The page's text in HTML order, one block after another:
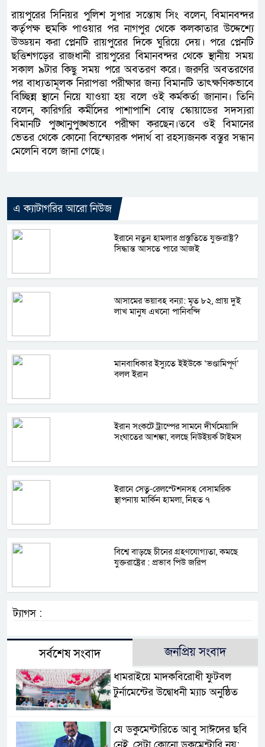
রায়পুরের সিনিয়র পুলিশ সুপার সন্তোষ সিং বলেন, বিমানবন্দর
কর্তৃপক্ষ হুমকি পাওয়ার পর নাগপুর থেকে কলকাতার উদ্দেশ্যে
উড্ডয়ন করা প্লেনটি রায়পুরের দিকে ঘুরিয়ে দেয়। পরে প্লেনটি
ছত্তিশগড়ের রাজধানী রায়পুরের বিমানবন্দর থেকে স্থানীয় সময়
সকাল ৯টার কিছু সময় পরে অবতরণ করে। জরুরি অবতরণের
পর বাধ্যতামূলক নিরাপত্তা পরীক্ষার জন্য বিমানটি তাৎক্ষণিকভাবে
বিচ্ছিন্ন স্থানে নিয়ে যাওয়া হয় বলে ওই কর্মকর্তা জানান। তিনি
বলেন, কারিগরি কর্মীদের পাশাপাশি বোম্ব স্কোয়াডের সদস্যরা
বিমানটি পুঙ্খানুপুঙ্খভাবে পরীক্ষা করছেন।তবে ওই বিমানের
ভেতর থেকে কোনো বিস্ফোরক পদার্থ বা রহস্যজনক বস্তুর সন্ধান
মেলেনি বলে জানা গেছে।
এ ক্যাটাগরির আরো নিউজ
ইরানে নতুন হামলার প্রস্তুতিতে যুক্তরাষ্ট্র?
সিদ্ধান্ত আসতে পারে আজই
আসামের ভয়াবহ বন্যা: মৃত ৮২, প্রায় দুই
লাখ মানুষ এখনো পানিবন্দি
মানবাধিকার ইস্যুতে ইইউকে ‘ভণ্ডামিপূর্ণ’
বলল ইরান
ইরান সংকটে ট্রাম্পের সামনে দীর্ঘমেয়াদি
সংঘাতের আশঙ্কা, বলছে নিউইয়র্ক টাইমস
ইরানে সেতু-রেলস্টেশনসহ বেসামরিক
স্থাপনায় মার্কিন হামলা, নিহত ৭
বিশ্বে বাড়ছে চীনের গ্রহণযোগ্যতা, কমছে
যুক্তরাষ্ট্রের : প্রভাব পিউ জরিপ
ট্যাগস :
সর্বশেষ সংবাদ জনপ্রিয় সংবাদ
ধামরাইয়ে মাদকবিরোধী ফুটবল
টুর্নামেন্টের উদ্বোধনী ম্যাচ অনুষ্ঠিত
যে ডকুমেন্টারিতে আবু সাঈদের ছবি